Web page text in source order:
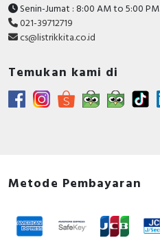
Senin-Jumat : 8:00 AM to 5:00 PM
021-39712719
cs@listrikkita.co.id
Temukan kami di
Metode Pembayaran